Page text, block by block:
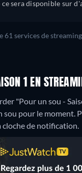
sera disponible sur
61 services de
1 EN
"Pour un sou -
pour le moment.
cloche de notification.